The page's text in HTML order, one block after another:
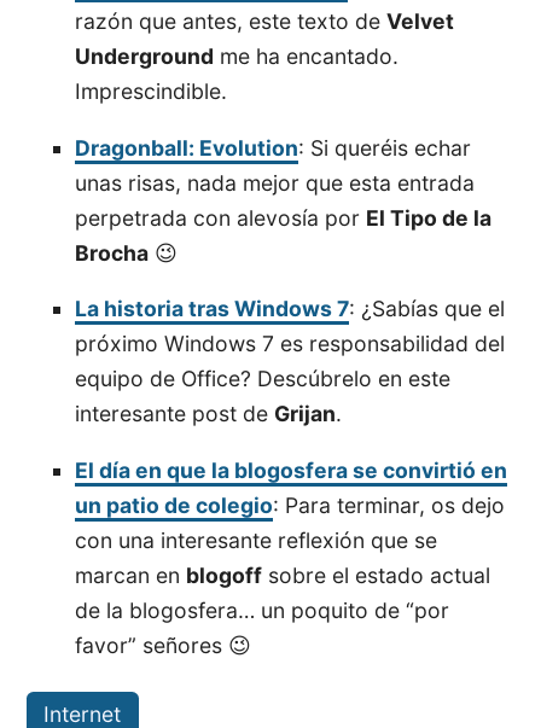
razón que antes, este texto deVelvet
Underground me ha encantado.
Imprescindible.
Dragonball: Evolution: Si queréis echar
unas risas, nada mejor que esta entrada
perpetrada con alevosía por El Tipo de la
Brocha 😉
La historia tras Windows 7: ¿Sabías que el
próximo Windows 7 es responsabilidad del
equipo de Office? Descúbrelo en este
interesante post de Grijan.
El día en que la blogosfera se convirtió en
un patio de colegio: Para terminar, os dejo
con una interesante reflexión que se
marcan en blogoff sobre el estado actual
de la blogosfera… un poquito de “por
favor” señores 😉
Internet